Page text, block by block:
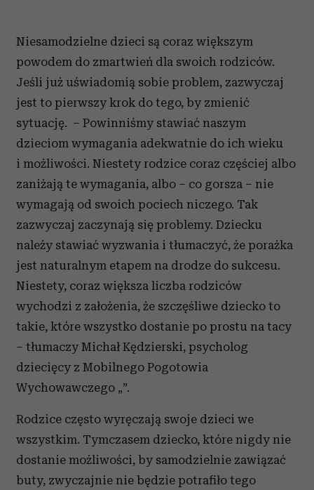
Niesamodzielne dzieci są coraz większym
powodem do zmartwień dla swoich rodziców.
Jeśli już uświadomią sobie problem, zazwyczaj
jest to pierwszy krok do tego, by zmienić
sytuację. – Powinniśmy stawiać naszym
dzieciom wymagania adekwatnie do ich wieku
i możliwości. Niestety rodzice coraz częściej albo
zaniżają te wymagania, albo – co gorsza – nie
wymagają od swoich pociech niczego. Tak
zazwyczaj zaczynają się problemy. Dziecku
należy stawiać wyzwania i tłumaczyć, że porażka
jest naturalnym etapem na drodze do sukcesu.
Niestety, coraz większa liczba rodziców
wychodzi z założenia, że szczęśliwe dziecko to
takie, które wszystko dostanie po prostu na tacy
– tłumaczy Michał Kędzierski, psycholog
dziecięcy z Mobilnego Pogotowia
Wychowawczego „”.
Rodzice często wyręczają swoje dzieci we
wszystkim. Tymczasem dziecko, które nigdy nie
dostanie możliwości, by samodzielnie zawiązać
buty, zwyczajnie nie będzie potrafiło tego